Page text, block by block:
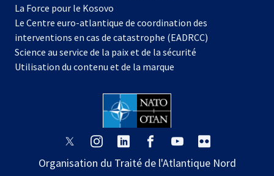
nouvel
onglet
La Force pour le Kosovo
dans
un
nouvel
onglet
Le Centre euro-atlantique de coordination des
interventions en cas de catastrophe (EADRCC)
Science au service de la paix et de la sécurité
Utilisation du contenu et de la marque
s’ouvre
un
s’ouvre
un
s’ouvre
un
s’ouvre
un
s’ouvre
un
un
Organisation du Traité de l'Atlantique Nord